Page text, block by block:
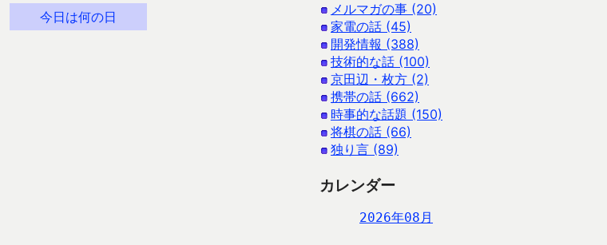
今日は何の日
メルマガの事 (20)
家電の話 (45)
開発情報 (388)
技術的な話 (100)
京田辺・枚方 (2)
携帯の話 (662)
時事的な話題 (150)
将棋の話 (66)
独り言 (89)
カレンダー
2026年08月